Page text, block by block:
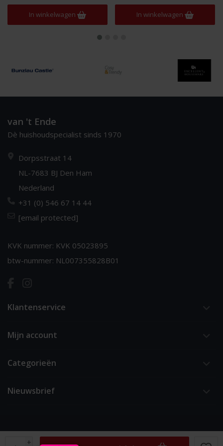
+
In winkelwagen In winkelwagen
van 't Ende
Dè huishoudspecialist sinds 1970
Dorpsstraat 14
NL-7683 BJ Den Ham
Nederland
+31 (0) 546 67 14 44
[email protected]
KVK nummer: KVK 05023895
btw-nummer: NL007355828B01
Klantenservice
Mijn account
Categorieën
Nieuwsbrief